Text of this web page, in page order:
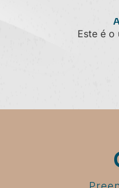
Este é